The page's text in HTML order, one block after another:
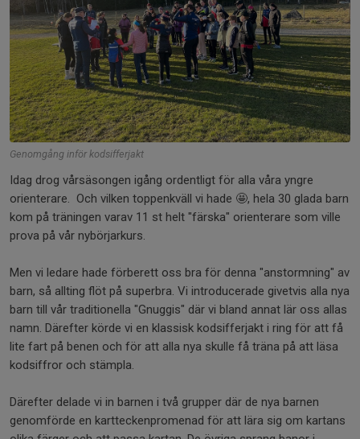
Genomgång inför kodsifferjakt
Idag drog vårsäsongen igång ordentligt för alla våra yngre
orienterare. Och vilken toppenkväll vi hade 🤩, hela 30 glada barn
kom på träningen varav 11 st helt "färska" orienterare som ville
prova på vår nybörjarkurs.
Men vi ledare hade förberett oss bra för denna "anstormning" av
barn, så allting flöt på superbra. Vi introducerade givetvis alla nya
barn till vår traditionella "Gnuggis" där vi bland annat lär oss allas
namn. Därefter körde vi en klassisk kodsifferjakt i ring för att få
lite fart på benen och för att alla nya skulle få träna på att läsa
kodsiffror och stämpla.
Därefter delade vi in barnen i två grupper där de nya barnen
genomförde en kartteckenpromenad för att lära sig om kartans